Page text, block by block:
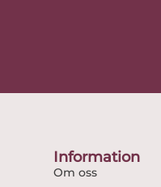
Information
Om oss